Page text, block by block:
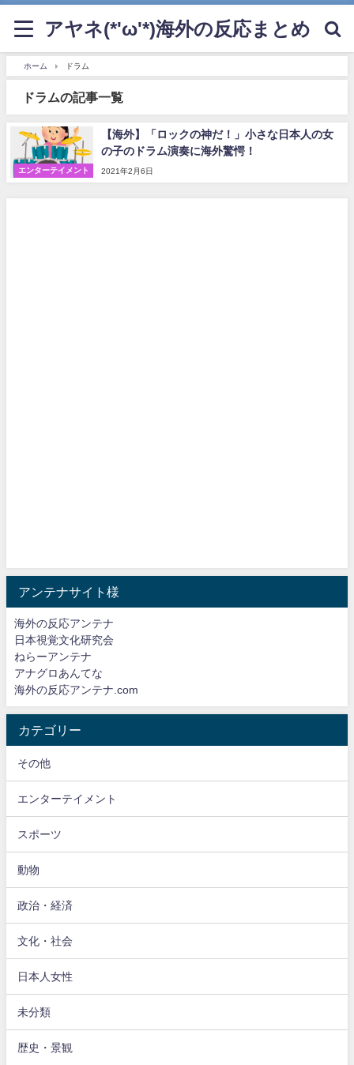
アヤネ(*'ω'*)海外の反応まとめ
ホーム ドラム
ドラムの記事一覧
エンターテイメント
【海外】「ロックの神だ！」小さな日本人の女
の子のドラム演奏に海外驚愕！
2021年2月6日
アンテナサイト様
海外の反応アンテナ
日本視覚文化研究会
ねらーアンテナ
アナグロあんてな
海外の反応アンテナ.com
カテゴリー
その他
エンターテイメント
スポーツ
動物
政治・経済
文化・社会
日本人女性
未分類
歴史・景観